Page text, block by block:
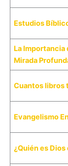
Estudios
La Importancia
Mirada
Cuantos libros
Evangelismo
¿Quién es